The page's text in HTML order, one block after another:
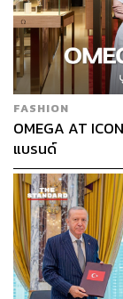
FASHION
OMEGA AT
แบรนด์